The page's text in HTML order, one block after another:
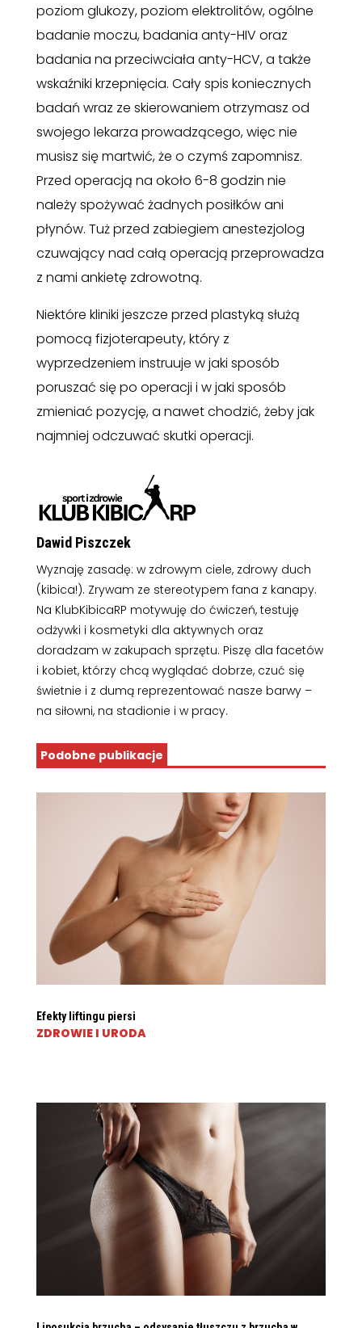
poziom glukozy, poziom elektrolitów, ogólne
badanie moczu, badania anty-HIV oraz
badania na przeciwciała anty-HCV, a także
wskaźniki krzepnięcia. Cały spis koniecznych
badań wraz ze skierowaniem otrzymasz od
swojego lekarza prowadzącego, więc nie
musisz się martwić, że o czymś zapomnisz.
Przed operacją na około 6-8 godzin nie
należy spożywać żadnych posiłków ani
płynów. Tuż przed zabiegiem anestezjolog
czuwający nad całą operacją przeprowadza
z nami ankietę zdrowotną.
Niektóre kliniki jeszcze przed plastyką służą
pomocą fizjoterapeuty, który z
wyprzedzeniem instruuje w jaki sposób
poruszać się po operacji i w jaki sposób
zmieniać pozycję, a nawet chodzić, żeby jak
najmniej odczuwać skutki operacji.
Dawid Piszczek
Wyznaję zasadę: w zdrowym ciele, zdrowy duch
(kibica!). Zrywam ze stereotypem fana z kanapy.
Na KlubKibicaRP motywuję do ćwiczeń, testuję
odżywki i kosmetyki dla aktywnych oraz
doradzam w zakupach sprzętu. Piszę dla facetów
i kobiet, którzy chcą wyglądać dobrze, czuć się
świetnie i z dumą reprezentować nasze barwy –
na siłowni, na stadionie i w pracy.
Podobne publikacje
Efekty liftingu piersi
ZDROWIE I URODA